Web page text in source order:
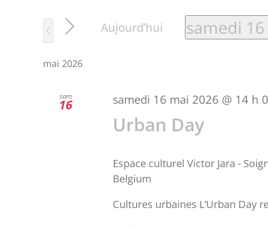
Aujourd’hui samedi
date.
mai 2026
sam
16 samedi 16 mai 2026 @ 14 h
Urban Day
Espace culturel Victor Jara -
Belgium
Cultures urbaines L’Urban Day